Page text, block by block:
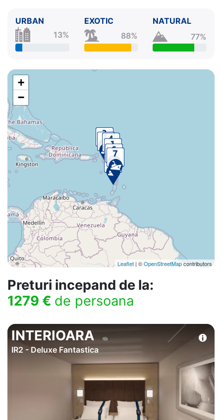
URBAN
13%
EXOTIC
88%
NATURAL
77%
+
−
Leaflet | ©OpenStreetMapcontributors
Preturi incepand de la:
1279 € de persoana
INTERIOARA
IR2 - Deluxe Fantastica